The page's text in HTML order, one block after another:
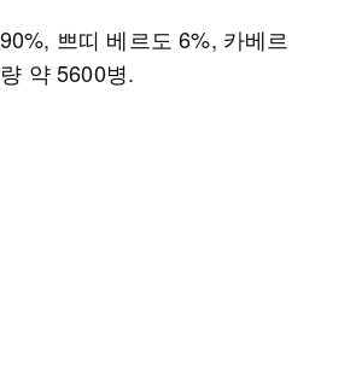
쁘띠 베르도 6%, 카베르
약 5600병.